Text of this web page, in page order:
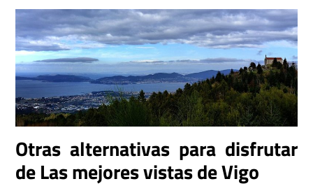
Otras alternativas para disfrutar
de Las mejores vistas de Vigo